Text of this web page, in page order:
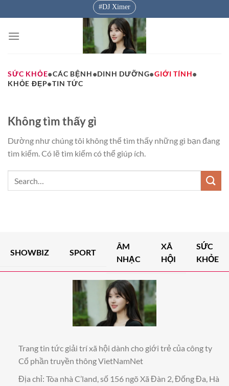
qua
nội
DJ Ximer
SỨC KHỎE•CÁC BỆNH•DINH DƯỠNG•GIỚI TÍNH•
KHỎE ĐẸP•TIN TỨC
Không tìm thấy gì
Dường như chúng tôi không thể tìm thấy những gì bạn đang
tìm kiếm. Có lẽ tìm kiếm có thể giúp ích.
SHOWBIZ SPORT
ÂM
NHẠC
XÃ
HỘI
SỨC
KHỎE
Trang tin tức giải trí xã hội dành cho giới trẻ của công ty
Cổ phần truyền thông VietNamNet
Địa chỉ: Tòa nhà C’land, số 156 ngõ Xã Đàn 2, Đống Đa, Hà